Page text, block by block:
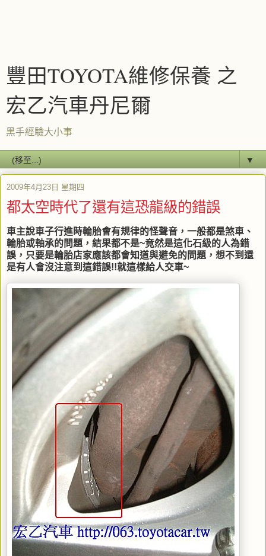
豐田TOYOTA維修保養 之
宏乙汽車丹尼爾
黑手經驗大小事
▼
2009年4月23日 星期四
都太空時代了還有這恐龍級的錯誤
車主說車子行進時輪胎會有規律的怪聲音，一般都是煞車、
輪胎或軸承的問題，結果都不是~竟然是這化石級的人為錯
誤，只要是輪胎店家應該都會知道與避免的問題，想不到還
是有人會沒注意到這錯誤!!就這樣給人交車~